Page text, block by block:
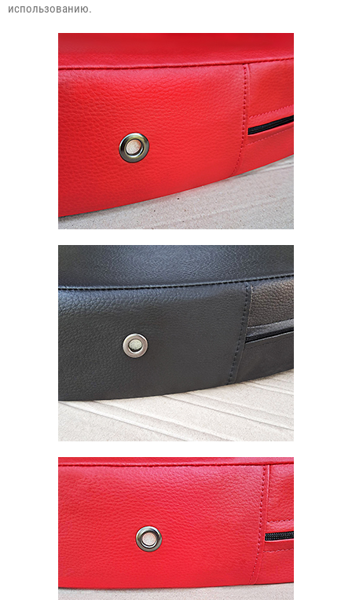
использованию.